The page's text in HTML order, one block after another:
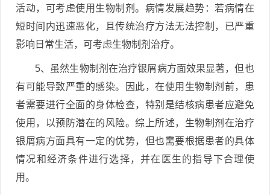
活动，可考虑使用生物制剂。病情发展趋势：若病情在
短时间内迅速恶化，且传统治疗方法无法控制，已严重
影响日常生活，可考虑生物制剂治疗。
5、虽然生物制剂在治疗银屑病方面效果显著，但也
有可能导致严重的感染。因此，在使用生物制剂前，患
者需要进行全面的身体检查，特别是结核病患者应避免
使用，以预防潜在的风险。综上所述，生物制剂在治疗
银屑病方面具有一定的优势，但也需要根据患者的具体
情况和经济条件进行选择，并在医生的指导下合理使
用。